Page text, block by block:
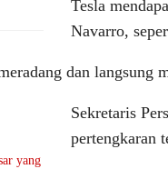
Tesla
Navarro,
dan langsung
yang
Sekretaris
pertengkaran